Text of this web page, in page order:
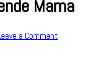
Mama
a Comment